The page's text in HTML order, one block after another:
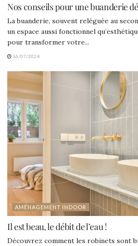
Nos conseils pour une buanderie
La buanderie, souvent reléguée au
un espace aussi fonctionnel
pour transformer votre...
16/07/2024
AMÉNAGEMENT INDOOR
Il est beau, le débit de l’eau !
Découvrez comment les robinets sont